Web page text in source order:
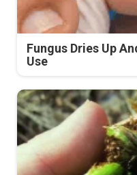
Fungus Dries Up
Use